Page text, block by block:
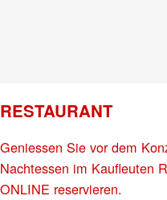
RESTAURANT
Geniessen Sie vor dem
Nachtessen im Kaufleuten
ONLINE reservieren.